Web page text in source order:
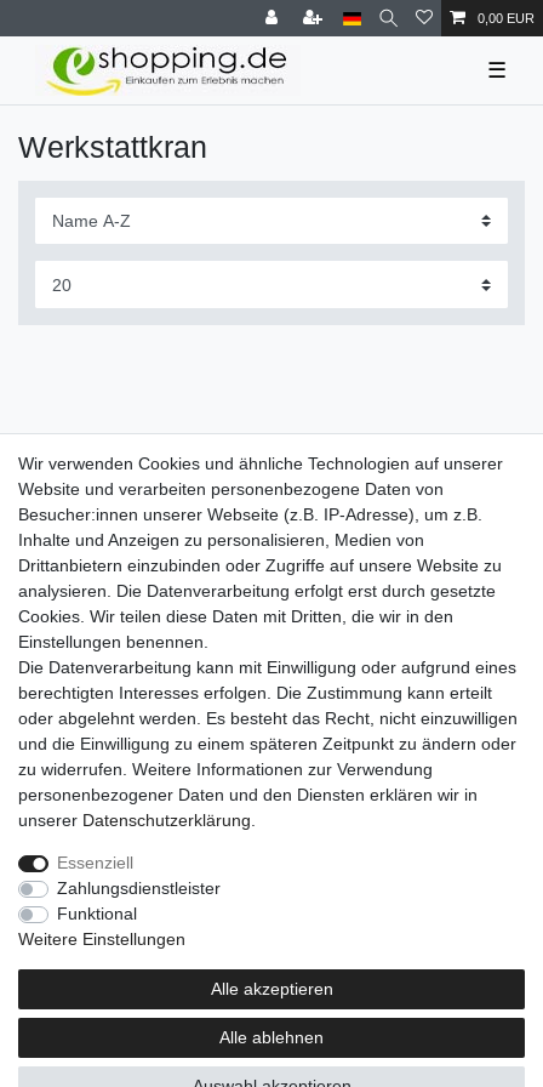
0,00 EUR
☰
Werkstattkran
Einkaufen
Zahlungsarten
Versandarten & -kosten
Warenkorb
Mein Konto
Anmelden
Registrieren
Unternehmen
Kontakt
Impressum
Newsletter
Wir verwenden Cookies und ähnliche Technologien auf unserer
Website und verarbeiten personenbezogene Daten von
Besucher:innen unserer Webseite (z.B. IP-Adresse), um z.B.
Inhalte und Anzeigen zu personalisieren, Medien von
Drittanbietern einzubinden oder Zugriffe auf unsere Website zu
analysieren. Die Datenverarbeitung erfolgt erst durch gesetzte
Cookies. Wir teilen diese Daten mit Dritten, die wir in den
Einstellungen benennen.
Die Datenverarbeitung kann mit Einwilligung oder aufgrund eines
berechtigten Interesses erfolgen. Die Zustimmung kann erteilt
oder abgelehnt werden. Es besteht das Recht, nicht einzuwilligen
und die Einwilligung zu einem späteren Zeitpunkt zu ändern oder
zu widerrufen. Weitere Informationen zur Verwendung
personenbezogener Daten und den Diensten erklären wir in
unserer Daten­schutz­erklärung
Essenziell
Zahlungsdienstleister
Funktional
Weitere Einstellungen
Alle akzeptieren
Alle ablehnen